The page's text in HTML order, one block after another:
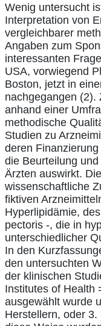
Wenig untersucht
Interpretation von
vergleichbarer
Angaben zum
interessanten
USA, vorwiegend
Boston, jetzt in
nachgegangen (2).
anhand einer
methodische
Studien zu
deren
die Beurteilung
Ärzten auswirkt.
wissenschaftliche
fiktiven
Hyperlipidämie,
pectoris -, die in
unterschiedlicher
In den
den untersuchten
der klinischen
Institutes of Health
ausgewählt wurde
Herstellern, oder